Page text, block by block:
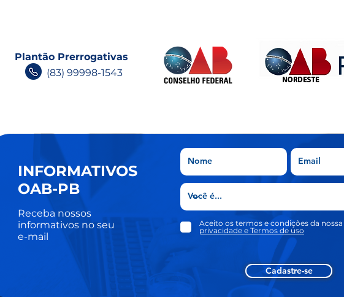
(83) 99998-1543
Plantão Prerrogativas
INFORMATIVOS
OAB-PB
Receba nossos
informativos no seu
e-mail
Aceito os termos e condições da nossa
privacidade e Termos de uso
Cadastre-se